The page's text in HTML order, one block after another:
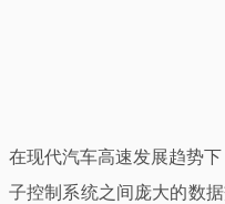
在现代汽车高速发展趋势
子控制系统之间庞大的数